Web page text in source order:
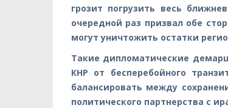
грозит погрузить весь
очередной раз призвал обе
могут уничтожить остатки
Такие дипломатические
КНР от бесперебойного
балансировать между
политического партнерства с